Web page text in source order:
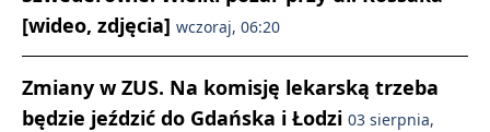
[wideo, zdjęcia] wczoraj, 06:20
Zmiany w ZUS. Na komisję lekarską trzeba
będzie jeździć do Gdańska i Łodzi 03 sierpnia,